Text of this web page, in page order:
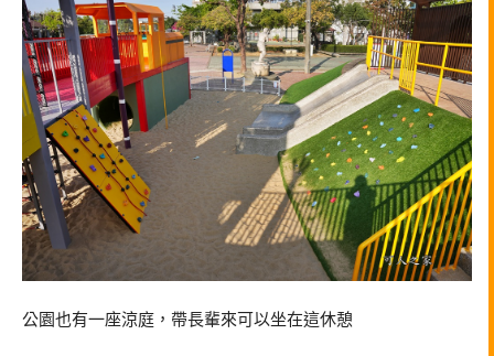
公園也有一座涼庭，帶長輩來可以坐在這休憩